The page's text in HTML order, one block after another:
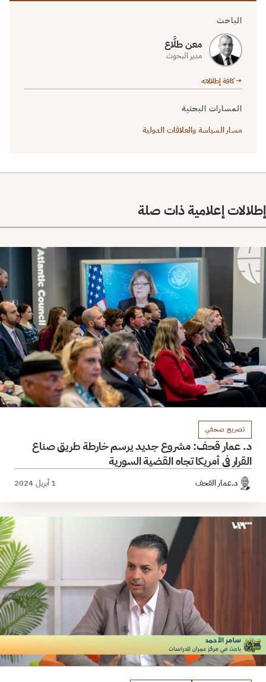
الباحث
معن طلَّاع
مدير البحوث
→ كافة إطلالاته
المسارات البحثية
مسار السياسة والعلاقات الدولية
إطلالات إعلامية ذات صلة
تصريح صحفي
د. عمار قحف: مشروع جديد يرسم خارطة طريق صناع
القرار في أمريكا تجاه القضية السورية
د.عمار القحف 1 أبريل 2024